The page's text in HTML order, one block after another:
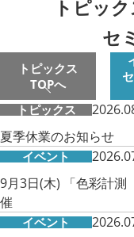
トピッ
セ
トピックス
TOPへ
トピックス
夏季休業のお知らせ
イベント
9月3日(木) 「色彩計測
催
イベント